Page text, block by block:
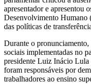
apresentador e apresentou
Desenvolvimento Humano
das políticas de
Durante o
sociais implementadas no
presidente Luiz Inácio Lula
foram responsáveis por
trabalhadores ao ensino